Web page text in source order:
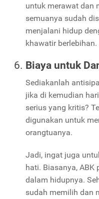
untuk merawat dan
semuanya sudah
menjalani hidup
khawatir berlebihan.
Biaya untuk
Sediakanlah
jika di kemudian
serius yang kritis?
digunakan untuk
orangtuanya.
Jadi, ingat juga
hati. Biasanya,
dalam hidupnya.
sudah memilih dan